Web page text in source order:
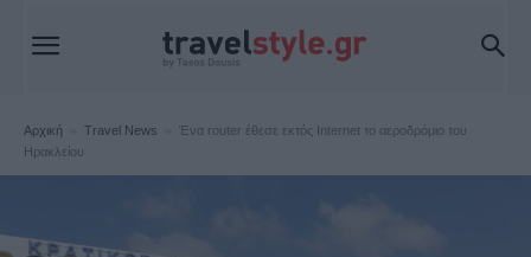
Αρχική Travel News
Ένα router έθεσε εκτός Internet το αεροδρόμιο του
Ηρακλείου